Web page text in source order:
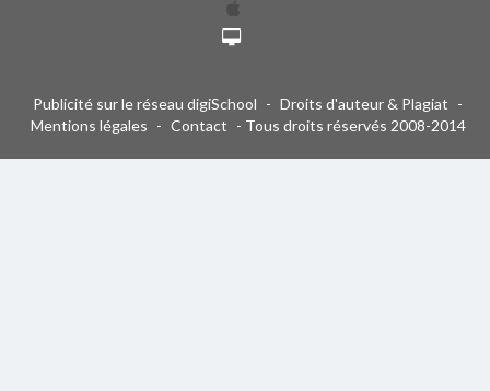
Publicité sur le réseau digiSchool - Droits d'auteur & Plagiat -
Mentions légales - Contact - Tous droits réservés 2008-2014